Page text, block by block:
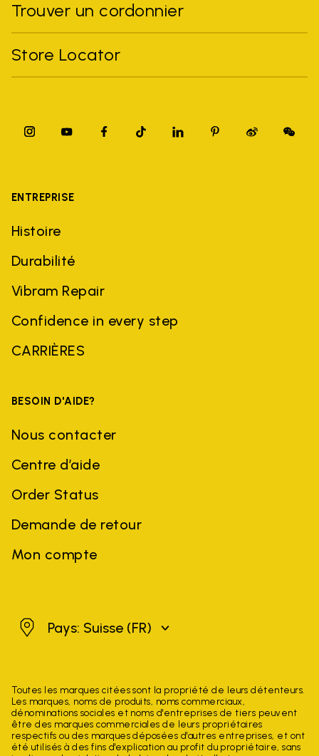
Trouver un cordonnier
Store Locator
ENTREPRISE
Histoire
Durabilité
Vibram Repair
Confidence in every step
CARRIÈRES
BESOIN D'AIDE?
Nous contacter
Centre d’aide
Order Status
Demande de retour
Mon compte
SuissePays: Suisse (FR)
Toutes les marques citées sont la propriété de leurs détenteurs.
Les marques, noms de produits, noms commerciaux,
dénominations sociales et noms d'entreprises de tiers peuvent
être des marques commerciales de leurs propriétaires
respectifs ou des marques déposées d'autres entreprises, et ont
été utilisés à des fins d'explication au profit du propriétaire, sans